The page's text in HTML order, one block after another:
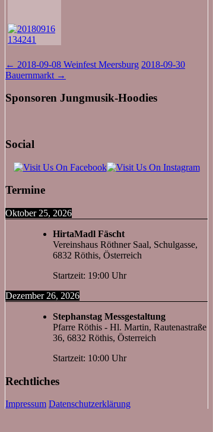
Beitragsnavigation
← 2018-09-08 Weinfest Meersburg 2018-09-30
Bauernmarkt →
Sponsoren Jungmusik-Hoodies
Social
Termine
Oktober 25, 2026
HirtaMadl Fäscht
Vereinshaus Röthner Saal, Schulgasse,
6832 Röthis, Österreich
Startzeit: 19:00 Uhr
Dezember 26, 2026
Stephanstag Messgestaltung
Pfarre Röthis - Hl. Martin, Rautenastraße
36, 6832 Röthis, Österreich
Startzeit: 10:00 Uhr
Rechtliches
Impressum Datenschutzerklärung